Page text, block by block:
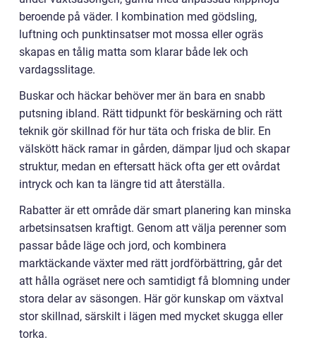
beroende på väder. I kombination med gödsling,
luftning och punktinsatser mot mossa eller ogräs
skapas en tålig matta som klarar både lek och
vardagsslitage.
Buskar och häckar behöver mer än bara en snabb
putsning ibland. Rätt tidpunkt för beskärning och rätt
teknik gör skillnad för hur täta och friska de blir. En
välskött häck ramar in gården, dämpar ljud och skapar
struktur, medan en eftersatt häck ofta ger ett ovårdat
intryck och kan ta längre tid att återställa.
Rabatter är ett område där smart planering kan minska
arbetsinsatsen kraftigt. Genom att välja perenner som
passar både läge och jord, och kombinera
marktäckande växter med rätt jordförbättring, går det
att hålla ogräset nere och samtidigt få blomning under
stora delar av säsongen. Här gör kunskap om växtval
stor skillnad, särskilt i lägen med mycket skugga eller
torka.